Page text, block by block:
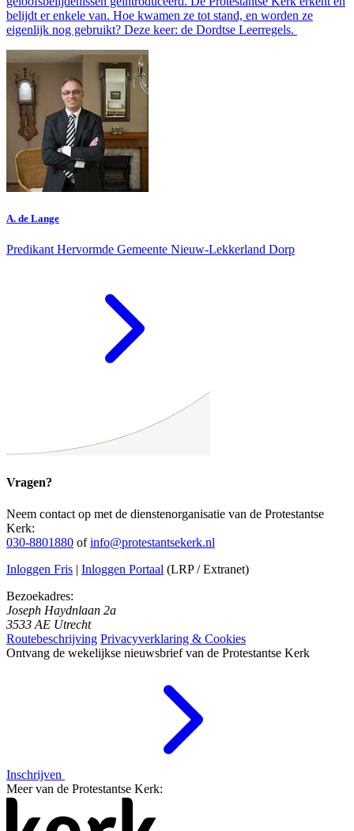
belijdt er enkele van. Hoe kwamen ze tot stand, en worden ze
eigenlijk nog gebruikt? Deze keer: de Dordtse Leerregels.
A. de Lange
Predikant Hervormde Gemeente Nieuw-Lekkerland Dorp
Vragen?
Neem contact op met de dienstenorganisatie van de Protestantse
Kerk:
030-8801880 ofinfo@protestantsekerk.nl
Inloggen Fris | Inloggen Portaal (LRP / Extranet)
Bezoekadres:
Joseph Haydnlaan 2a
3533 AE Utrecht
Routebeschrijving Privacyverklaring & Cookies
Ontvang de wekelijkse nieuwsbrief van de Protestantse Kerk
Inschrijven
Meer van de Protestantse Kerk: